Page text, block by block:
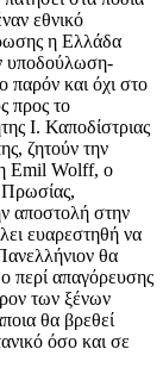
εθνικό
η Ελλάδα
υποδούλωση-
παρόν και όχι στο
προς το
Ι. Καποδίστριας
ζητούν την
Emil Wolff, ο
Πρωσίας,
αποστολή στην
ευαρεστηθή να
θα
περί απαγόρευσης
των ξένων
θα βρεθεί
όσο και σε